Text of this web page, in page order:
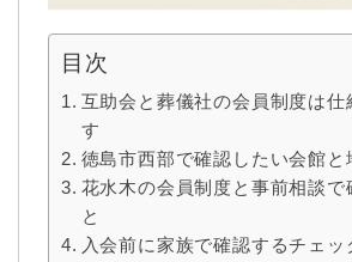
目次
互助会と葬儀社の会員制度は仕
す
徳島市西部で確認したい会館と
花水木の会員制度と事前相談で
と
入会前に家族で確認するチェッ